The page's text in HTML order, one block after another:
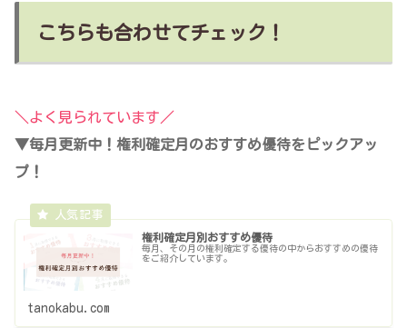
こちらも合わせてチェック！
＼よく見られています／
▼毎月更新中！権利確定月のおすすめ優待をピックアッ
プ！
権利確定月別おすすめ優待
毎月、その月の権利確定する優待の中からおすすめの優待
をご紹介しています。
tanokabu.com